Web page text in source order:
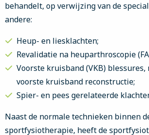
behandelt, op verwijzing van de
andere:
Heup- en liesklachten;
Revalidatie na heuparthroscopie
Voorste kruisband (VKB)
voorste kruisband reconstructie;
Spier- en pees gerelateerde
Naast de normale technieken binnen
sportfysiotherapie, heeft de